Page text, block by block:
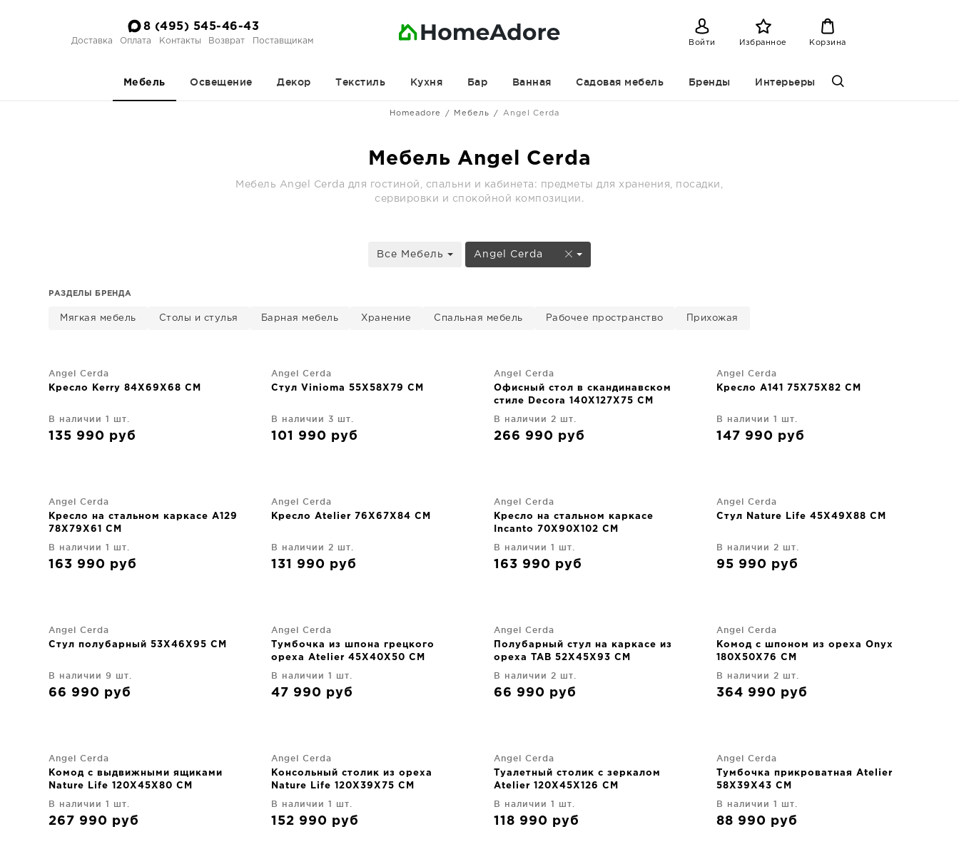
8 (495) 545-46-43
Доставка Оплата Контакты Возврат Поставщикам Войти Избранное Корзина
Мебель Освещение Декор Текстиль Кухня Бар Ванная Садовая мебель Бренды Интерьеры
Homeadore Мебель Angel Cerda
Мебель Angel Cerda
Мебель Angel Cerda для гостиной, спальни и кабинета: предметы для хранения, посадки,
сервировки и спокойной композиции.
Все Мебель Angel Cerda
РАЗДЕЛЫ БРЕНДА
Мягкая мебель Столы и стулья Барная мебель Хранение Спальная мебель Рабочее пространство Прихожая
Angel Cerda
Кресло Kerry 84X69X68 CM
В наличии 1 шт.
135 990 руб
Angel Cerda
Стул Vinioma 55X58X79 CM
В наличии 3 шт.
101 990 руб
Angel Cerda
Офисный стол в скандинавском
стиле Decora 140X127X75 CM
В наличии 2 шт.
266 990 руб
Angel Cerda
Кресло A141 75X75X82 CM
В наличии 1 шт.
147 990 руб
Angel Cerda
Кресло на стальном каркасе A129
78X79X61 CM
В наличии 1 шт.
163 990 руб
Angel Cerda
Кресло Atelier 76X67X84 CM
В наличии 2 шт.
131 990 руб
Angel Cerda
Кресло на стальном каркасе
Incanto 70X90X102 CM
В наличии 1 шт.
163 990 руб
Angel Cerda
Стул Nature Life 45X49X88 CM
В наличии 2 шт.
95 990 руб
Angel Cerda
Стул полубарный 53X46X95 CM
В наличии 9 шт.
66 990 руб
Angel Cerda
Тумбочка из шпона грецкого
ореха Atelier 45X40X50 CM
В наличии 1 шт.
47 990 руб
Angel Cerda
Полубарный стул на каркасе из
ореха TAB 52X45X93 CM
В наличии 2 шт.
66 990 руб
Angel Cerda
Комод с шпоном из ореха Onyx
180X50X76 CM
В наличии 2 шт.
364 990 руб
Angel Cerda
Комод с выдвижными ящиками
Nature Life 120X45X80 CM
В наличии 1 шт.
267 990 руб
Angel Cerda
Консольный столик из ореха
Nature Life 120X39X75 CM
В наличии 1 шт.
152 990 руб
Angel Cerda
Туалетный столик с зеркалом
Atelier 120X45X126 CM
В наличии 1 шт.
118 990 руб
Angel Cerda
Тумбочка прикроватная Atelier
58X39X43 CM
В наличии 1 шт.
88 990 руб